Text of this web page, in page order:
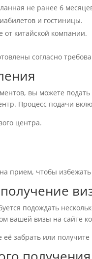
не ранее 6
и гостиницы.
китайской компании.
согласно
вы можете
Процесс подачи
центра.
прием, чтобы
подождать
вашей визы на сайте
её забрать или